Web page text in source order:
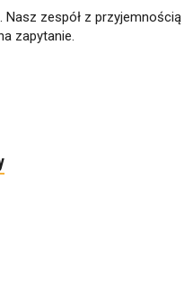
zespół z przyjemnością
zapytanie.